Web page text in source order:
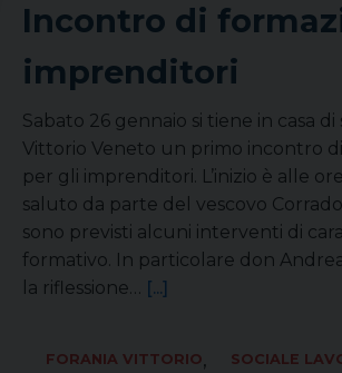
Incontro di
imprenditori
Sabato 26 gennaio si tiene in casa
Vittorio Veneto un primo incontro
per gli imprenditori. L’inizio è alle
saluto da parte del vescovo
sono previsti alcuni interventi di
formativo. In particolare don
la riflessione… [...]
FORANIA VITTORIO,
SOCIALE